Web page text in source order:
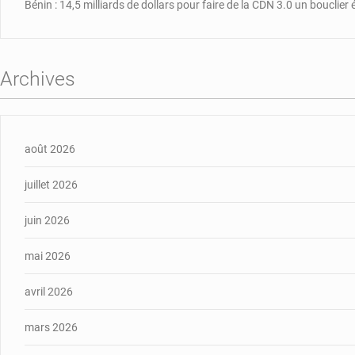
Bénin : 14,5 milliards de dollars pour faire de la CDN 3.0 un bouclier
Archives
août 2026
juillet 2026
juin 2026
mai 2026
avril 2026
mars 2026